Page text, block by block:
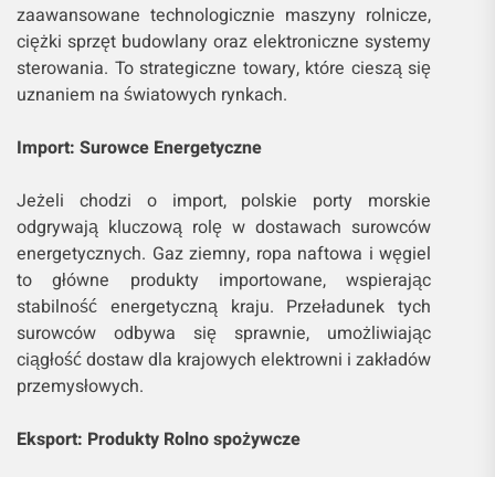
zaawansowane technologicznie maszyny rolnicze,
ciężki sprzęt budowlany oraz elektroniczne systemy
sterowania. To strategiczne towary, które cieszą się
uznaniem na światowych rynkach.
Import: Surowce Energetyczne
Jeżeli chodzi o import, polskie porty morskie
odgrywają kluczową rolę w dostawach surowców
energetycznych. Gaz ziemny, ropa naftowa i węgiel
to główne produkty importowane, wspierając
stabilność energetyczną kraju. Przeładunek tych
surowców odbywa się sprawnie, umożliwiając
ciągłość dostaw dla krajowych elektrowni i zakładów
przemysłowych.
Eksport: Produkty Rolno spożywcze